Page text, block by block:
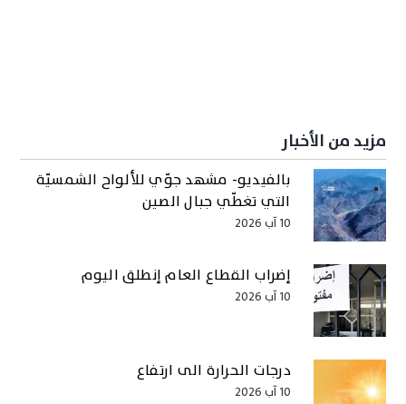
مزيد من الأخبار
بالفيديو- مشهد جوّي للألواح الشمسيّة
التي تغطّي جبال الصين
10 آب 2026
إضراب القطاع العام إنطلق اليوم
10 آب 2026
درجات الحرارة الى ارتفاع
10 آب 2026